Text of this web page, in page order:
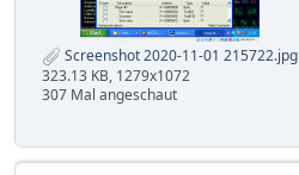
Screenshot 2020-11-01 215722.jpg
323.13 KB, 1279x1072
307 Mal angeschaut